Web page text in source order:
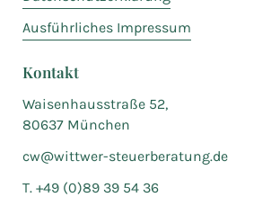
Ausführliches Impressum
Kontakt
Waisenhausstraße 52,
80637 München
cw@wittwer-steuerberatung.de
T. +49 (0)89 39 54 36